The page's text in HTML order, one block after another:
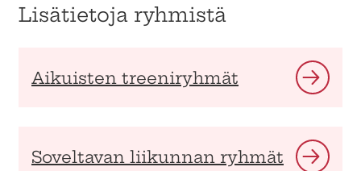
Lisätietoja ryhmistä
Aikuisten treeniryhmät
Soveltavan liikunnan ryhmät